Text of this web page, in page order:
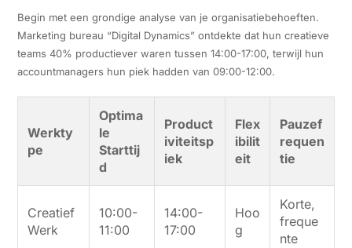
Begin met een grondige analyse van je organisatiebehoeften.
Marketing bureau “Digital Dynamics” ontdekte dat hun creatieve
teams 40% productiever waren tussen 14:00-17:00, terwijl hun
accountmanagers hun piek hadden van 09:00-12:00.
Werkty
pe
Optima
le
Starttij
d
Product
iviteitsp
iek
Flex
ibilit
eit
Pauzef
requen
tie
Creatief
Werk
10:00-
11:00
14:00-
17:00
Hoo
g
Korte,
freque
nte